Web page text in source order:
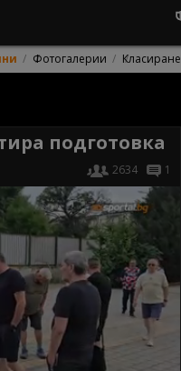
Фотогалерии Класиране
подготовка
2634 1